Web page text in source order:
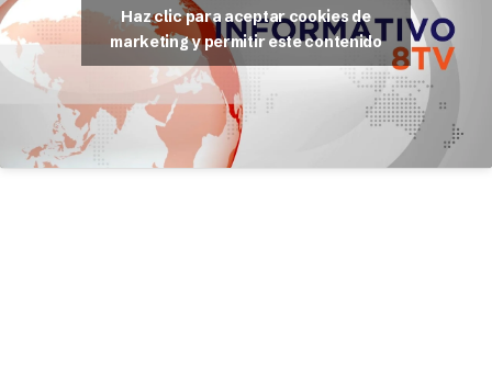
Haz clic para aceptar cookies de
marketing y permitir este contenido